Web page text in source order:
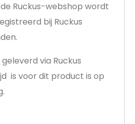
Ruckus-webshop wordt
bij Ruckus
via Ruckus
is voor dit product is op